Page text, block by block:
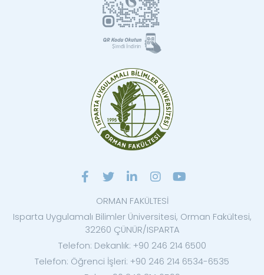
ORMAN FAKÜLTESİ
Isparta Uygulamalı Bilimler Üniversitesi, Orman Fakültesi,
32260 ÇÜNÜR/ISPARTA
Telefon: Dekanlık: +90 246 214 6500
Telefon: Öğrenci İşleri: +90 246 214 6534-6535